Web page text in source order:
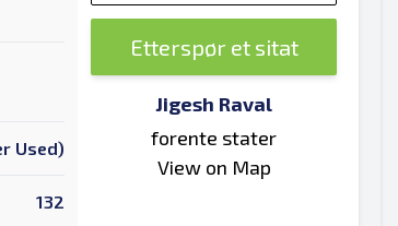
Used)
132
Etterspør et sitat
Jigesh Raval
forente stater
View on Map